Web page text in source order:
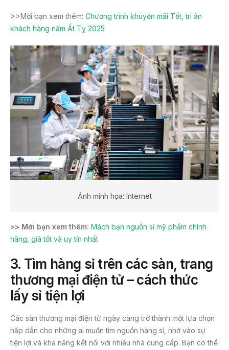
>>Mời bạn xem thêm: Chương trình khuyến mãi Tết, tri ân
khách hàng năm Ất Tỵ 2025
Ảnh minh họa: Internet
>> Mời bạn xem thêm: Mách bạn nguồn sỉ mỹ phẩm chính
hãng, giá tốt và uy tín nhất
3. Tìm hàng sỉ trên các sàn, trang
thương mại điện tử – cách thức
lấy sỉ tiện lợi
Các sàn thương mại điện tử ngày càng trở thành một lựa chọn
hấp dẫn cho những ai muốn tìm nguồn hàng sỉ, nhờ vào sự
tiện lợi và khả năng kết nối với nhiều nhà cung cấp. Bạn có thể